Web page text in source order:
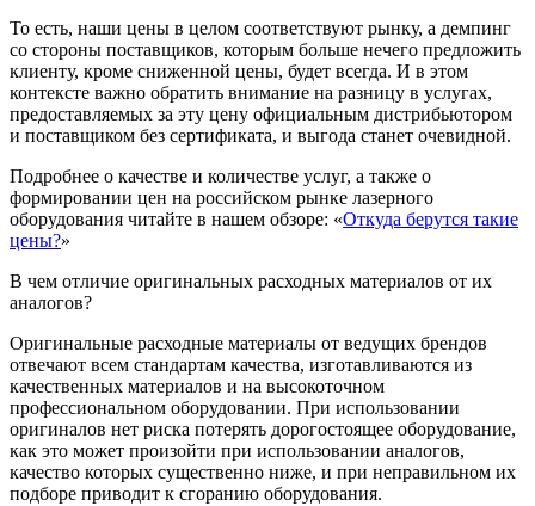
То есть, наши цены в целом соответствуют рынку, а демпинг
со стороны поставщиков, которым больше нечего предложить
клиенту, кроме сниженной цены, будет всегда. И в этом
контексте важно обратить внимание на разницу в услугах,
предоставляемых за эту цену официальным дистрибьютором
и поставщиком без сертификата, и выгода станет очевидной.
Подробнее о качестве и количестве услуг, а также о
формировании цен на российском рынке лазерного
оборудования читайте в нашем обзоре: «Откуда берутся такие
цены?»
В чем отличие оригинальных расходных материалов от их
аналогов?
Оригинальные расходные материалы от ведущих брендов
отвечают всем стандартам качества, изготавливаются из
качественных материалов и на высокоточном
профессиональном оборудовании. При использовании
оригиналов нет риска потерять дорогостоящее оборудование,
как это может произойти при использовании аналогов,
качество которых существенно ниже, и при неправильном их
подборе приводит к сгоранию оборудования.